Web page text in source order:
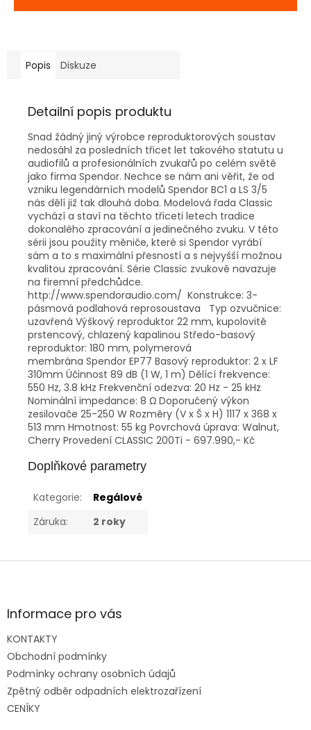
Popis Diskuze
Detailní popis produktu
Snad žádný jiný výrobce reproduktorových soustav
nedosáhl za posledních třicet let takového statutu u
audiofilů a profesionálních zvukařů po celém světě
jako firma Spendor. Nechce se nám ani věřit, že od
vzniku legendárních modelů Spendor BC1 a LS 3/5
nás dělí již tak dlouhá doba. Modelová řada Classic
vychází a staví na těchto třiceti letech tradice
dokonalého zpracování a jedinečného zvuku. V této
sérii jsou použity měniče, které si Spendor vyrábí
sám a to s maximální přesností a s nejvyšší možnou
kvalitou zpracování. Série Classic zvukově navazuje
na firemní předchůdce.
http://www.spendoraudio.com/ Konstrukce: 3-
pásmová podlahová reprosoustava Typ ozvučnice:
uzavřená Výškový reproduktor 22 mm, kupolovitě
prstencový, chlazený kapalinou Středo-basový
reproduktor: 180 mm, polymerová
membrána Spendor EP77 Basový reproduktor: 2 x LF
310mm Účinnost 89 dB (1 W, 1 m) Dělící frekvence:
550 Hz, 3.8 kHz Frekvenční odezva: 20 Hz - 25 kHz
Nominální impedance: 8 Ω Doporučený výkon
zesilovače 25-250 W Rozměry (V x Š x H) 1117 x 368 x
513 mm Hmotnost: 55 kg Povrchová úprava: Walnut,
Cherry Provedení CLASSIC 200Ti - 697.990,- Kč
Doplňkové parametry
Kategorie:
Regálové
Záruka: 2 roky
Z
aInformace pro vás
KONTAKTY
Obchodní podmínky
Podmínky ochrany osobních údajů
Zpětný odběr odpadních elektrozařízení
CENÍKY